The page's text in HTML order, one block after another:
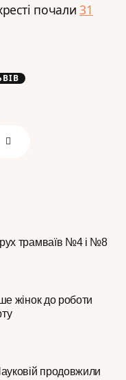
трамваїв №4 і №8
жінок до роботи
продовжили
почали31